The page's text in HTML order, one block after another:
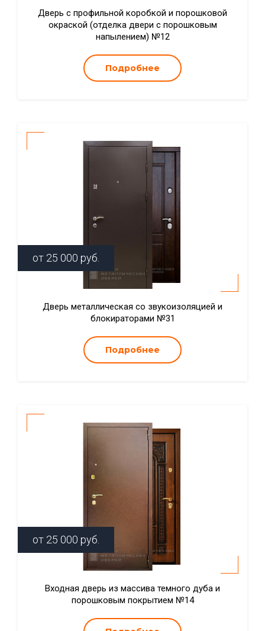
Дверь с профильной коробкой и порошковой
окраской (отделка двери с порошковым
напылением) №12
Подробнее
от 25 000 руб.
Дверь металлическая со звукоизоляцией и
блокираторами №31
Подробнее
от 25 000 руб.
Входная дверь из массива темного дуба и
порошковым покрытием №14